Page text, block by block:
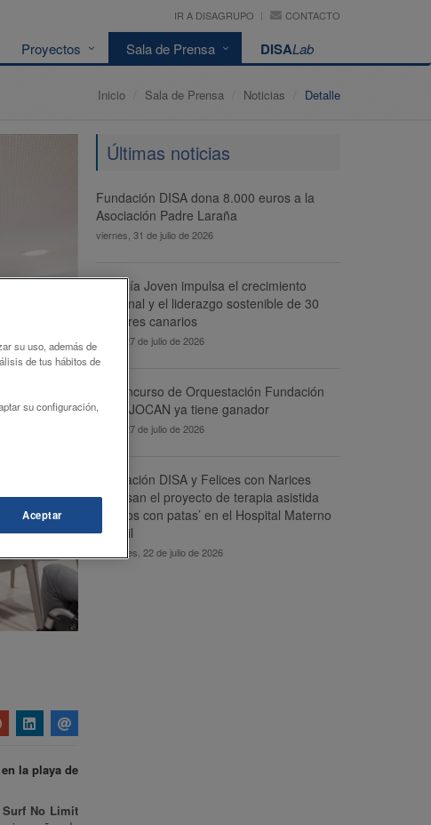
IR A DISAGRUPO CONTACTO
Proyectos Sala de Prensa DISALab
Inicio Sala de Prensa Noticias Detalle
la playa de
Surf No Limit
Últimas noticias
Fundación DISA dona 8.000 euros a la
Asociación Padre Laraña
viernes, 31 de julio de 2026
Energía Joven impulsa el crecimiento
personal y el liderazgo sostenible de 30
menores canarios
lunes, 27 de julio de 2026
El Concurso de Orquestación Fundación
DISA-JOCAN ya tiene ganador
lunes, 27 de julio de 2026
Fundación DISA y Felices con Narices
impulsan el proyecto de terapia asistida
‘Amigos con patas’ en el Hospital Materno
Infantil
miércoles, 22 de julio de 2026
su uso, además de
de tus hábitos de
su configuración,
Aceptar